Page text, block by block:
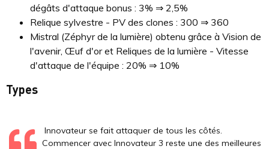
dégâts d'attaque bonus : 3% ⇒ 2,5%
Relique sylvestre - PV des clones : 300 ⇒ 360
Mistral (Zéphyr de la lumière) obtenu grâce à Vision de
l'avenir, Œuf d'or et Reliques de la lumière - Vitesse
d'attaque de l'équipe : 20% ⇒ 10%
Types
Innovateur se fait attaquer de tous les côtés.
Commencer avec Innovateur 3 reste une des meilleures